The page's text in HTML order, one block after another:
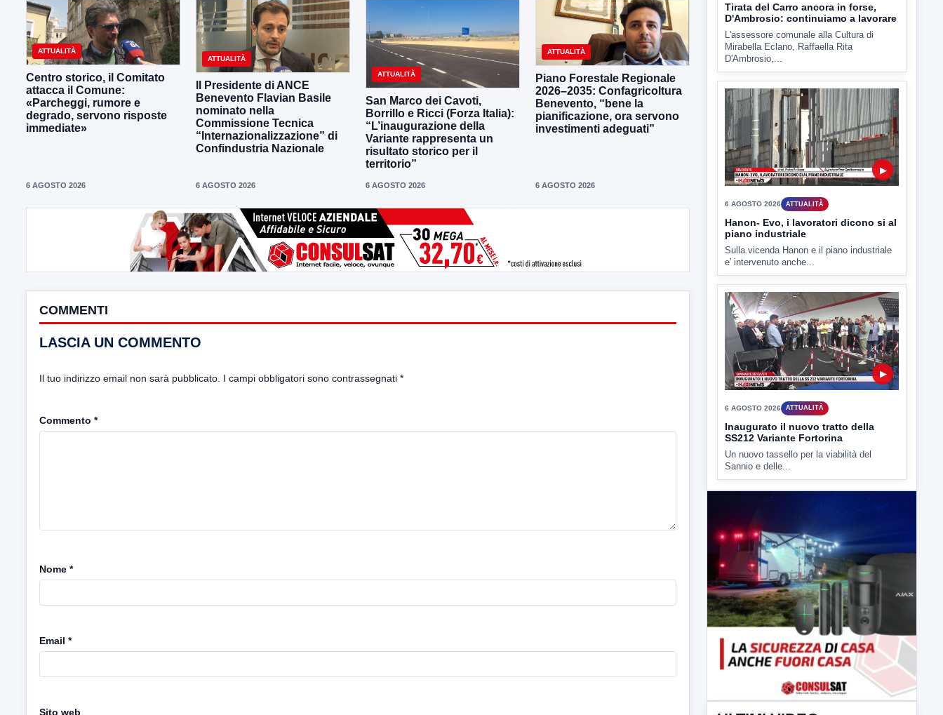
ATTUALITÀ
Centro storico, il Comitato
attacca il Comune:
«Parcheggi, rumore e
degrado, servono risposte
immediate»
6 AGOSTO 2026
ATTUALITÀ
Il Presidente di ANCE
Benevento Flavian Basile
nominato nella
Commissione Tecnica
“Internazionalizzazione” di
Confindustria Nazionale
6 AGOSTO 2026
ATTUALITÀ
San Marco dei Cavoti,
Borrillo e Ricci (Forza Italia):
“L’inaugurazione della
Variante rappresenta un
risultato storico per il
territorio”
6 AGOSTO 2026
ATTUALITÀ
Piano Forestale Regionale
2026–2035: Confagricoltura
Benevento, “bene la
pianificazione, ora servono
investimenti adeguati”
6 AGOSTO 2026
COMMENTI
LASCIA UN COMMENTO
Il tuo indirizzo email non sarà pubblicato. I campi obbligatori sono contrassegnati *
Commento *
Nome *
Email *
Sito web
Tirata del Carro ancora in forse,
D'Ambrosio: continuiamo a lavorare
L'assessore comunale alla Cultura di
Mirabella Eclano, Raffaella Rita
D'Ambrosio,...
▶
6 AGOSTO 2026 ATTUALITÀ
Hanon- Evo, i lavoratori dicono si al
piano industriale
Sulla vicenda Hanon e il piano industriale
e' intervenuto anche...
▶
6 AGOSTO 2026 ATTUALITÀ
Inaugurato il nuovo tratto della
SS212 Variante Fortorina
Un nuovo tassello per la viabilità del
Sannio e delle...